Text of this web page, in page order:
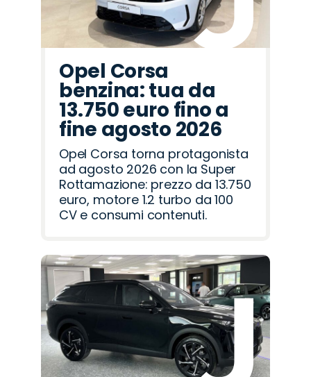
Opel Corsa
benzina: tua da
13.750 euro fino a
fine agosto 2026
Opel Corsa torna protagonista
ad agosto 2026 con la Super
Rottamazione: prezzo da 13.750
euro, motore 1.2 turbo da 100
CV e consumi contenuti.